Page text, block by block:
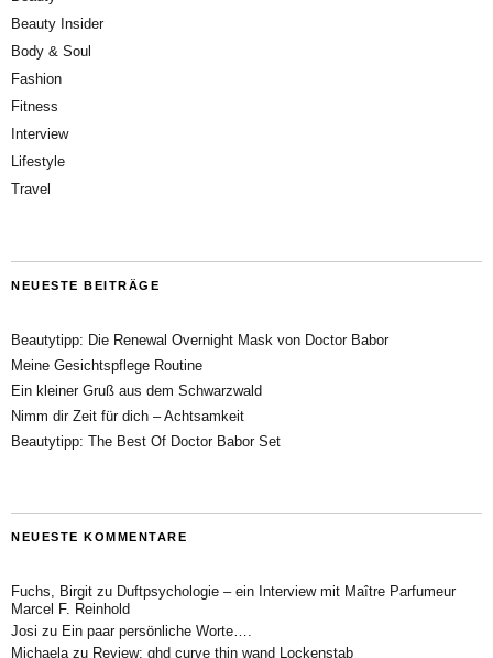
Beauty Insider
Body & Soul
Fashion
Fitness
Interview
Lifestyle
Travel
NEUESTE BEITRÄGE
Beautytipp: Die Renewal Overnight Mask von Doctor Babor
Meine Gesichtspflege Routine
Ein kleiner Gruß aus dem Schwarzwald
Nimm dir Zeit für dich – Achtsamkeit
Beautytipp: The Best Of Doctor Babor Set
NEUESTE KOMMENTARE
Fuchs, Birgit zu Duftpsychologie – ein Interview mit Maître Parfumeur
Marcel F. Reinhold
Josi zu Ein paar persönliche Worte….
Michaela zu Review: ghd curve thin wand Lockenstab